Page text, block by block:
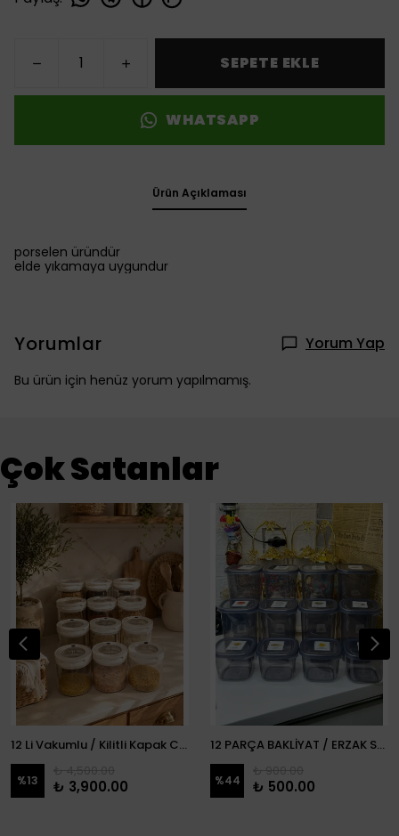
SEPETE EKLE
WHATSAPP
Ürün Açıklaması
porselen üründür
elde yıkamaya uygundur
Yorumlar Yorum Yap
Bu ürün için henüz yorum yapılmamış.
Çok Satanlar
12 Li Vakumlu / Kilitli Kapak Cam Erzak Kabı / Kavanoz
%13 ₺ 3,900.00
12 PARÇA BAKLİYAT / ERZAK SETİ
%44 ₺ 500.00